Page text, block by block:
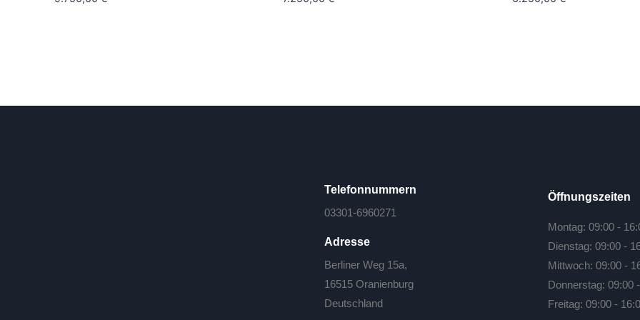
Telefonnummern
03301-6960271
Adresse
Berliner Weg 15a,
16515 Oranienburg
Deutschland
Öffnungszeiten
Montag: 09:00 -
Dienstag: 09:00 -
Mittwoch: 09:00 -
Donnerstag: 09:00
Freitag: 09:00 -